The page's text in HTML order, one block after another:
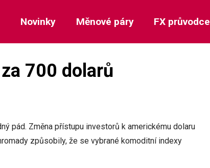
Novinky Měnové páry FX průvodce
700 dolarů
pád. Změna přístupu investorů k americkému dolaru
způsobily, že se vybrané komoditní indexy